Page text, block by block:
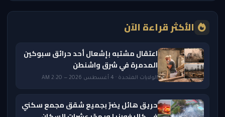
الأكثر قراءة الآن
اعتقال مشتبه بإشعال أحد حرائق سبوكين
المدمرة في شرق واشنطن
الولايات المتحدة · 4 أغسطس 2026 — 2:20 AM
حريق هائل يضرّ بجميع شقق مجمع سكني